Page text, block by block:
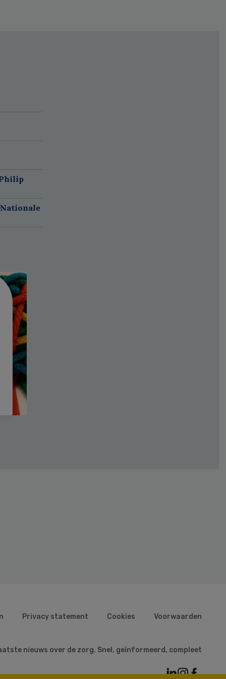
Privacy statement Cookies Voorwaarden
nieuws over de zorg. Snel, geïnformeerd, compleet